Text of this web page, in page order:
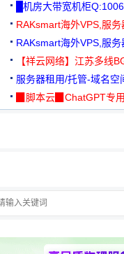
█机房大带宽机柜
RAKsmart海外VPS,服
用★
RAKsmart海外VPS,服
用★
【祥云网络】江苏多线
服务器租用/托管-域名空
▉脚本云▉ChatGPT专